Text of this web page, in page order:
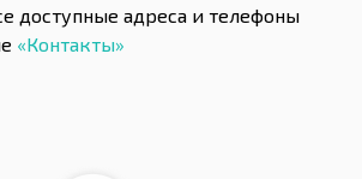
доступные адреса и телефоны
«Контакты»